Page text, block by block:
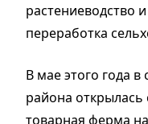
растениеводство
переработка
В мае этого года
района
товарная ферма